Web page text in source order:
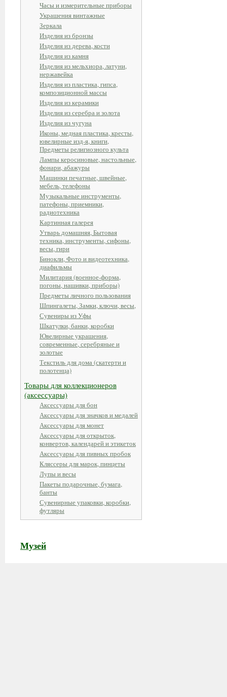
Часы и измерительные приборы
Украшения винтажные
Зеркала
Изделия из бронзы
Изделия из дерева, кости
Изделия из камня
Изделия из мельхиора, латуни,
нержавейка
Изделия из пластика, гипса,
композиционной массы
Изделия из керамики
Изделия из серебра и золота
Изделия из чугуна
Иконы, медная пластика, кресты,
ювелирные изд-я, книги,
Предметы религиозного культа
Лампы керосиновые, настольные,
фонари, абажуры
Машинки печатные, швейные,
мебель, телефоны
Музыкальные инструменты,
патефоны, приемники,
радиотехника
Картинная галерея
Утварь домашняя, Бытовая
техника, инструменты, сифоны,
весы, гири
Бинокли, Фото и видеотехника,
диафильмы
Милитария (военное-форма,
погоны, нашивки, приборы)
Предметы личного пользования
Шпингалеты, Замки, ключи, весы,
Сувениры из Уфы
Шкатулки, банки, коробки
Ювелирные украшения,
современные, серебряные и
золотые
Текстиль для дома (скатерти и
полотенца)
Товары для коллекционеров
(аксессуары)
Аксессуары для бон
Аксессуары для значков и медалей
Аксессуары для монет
Аксессуары для открыток,
конвертов, календарей и этикеток
Аксессуары для пивных пробок
Кляссеры для марок, пинцеты
Лупы и весы
Пакеты подарочные, бумага,
банты
Сувенирные упаковки, коробки,
футляры
Музей